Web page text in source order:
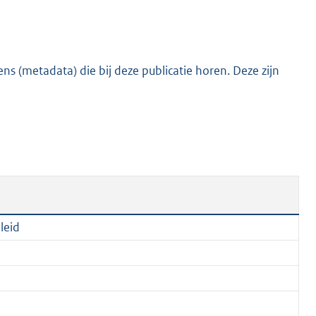
K
(metadata) die bij deze publicatie horen. Deze zijn